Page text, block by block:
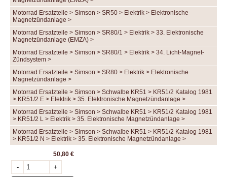
Motorrad Ersatzteile > Simson > SR50 > Elektrik > Elektronische
Magnetzündanlage >
Motorrad Ersatzteile > Simson > SR80/1 > Elektrik > 33. Elektronische
Magnetzündanlage (EMZA) >
Motorrad Ersatzteile > Simson > SR80/1 > Elektrik > 34. Licht-Magnet-
Zündsystem >
Motorrad Ersatzteile > Simson > SR80 > Elektrik > Elektronische
Magnetzündanlage >
Motorrad Ersatzteile > Simson > Schwalbe KR51 > KR51/2 Katalog 1981
> KR51/2 E > Elektrik > 35. Elektronische Magnetzündanlage >
Motorrad Ersatzteile > Simson > Schwalbe KR51 > KR51/2 Katalog 1981
> KR51/2 L > Elektrik > 35. Elektronische Magnetzündanlage >
Motorrad Ersatzteile > Simson > Schwalbe KR51 > KR51/2 Katalog 1981
> KR51/2 N > Elektrik > 35. Elektronische Magnetzündanlage >
50,80 €